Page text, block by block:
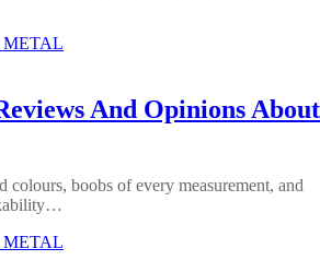
METAL
And Opinions About
colours, boobs of every measurement, and
METAL